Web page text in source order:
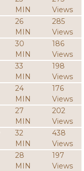
MIN
Views
26
MIN
285
Views
30
MIN
186
Views
33
MIN
198
Views
24
MIN
176
Views
27
MIN
202
Views
32
MIN
438
Views
28
MIN
197
Views